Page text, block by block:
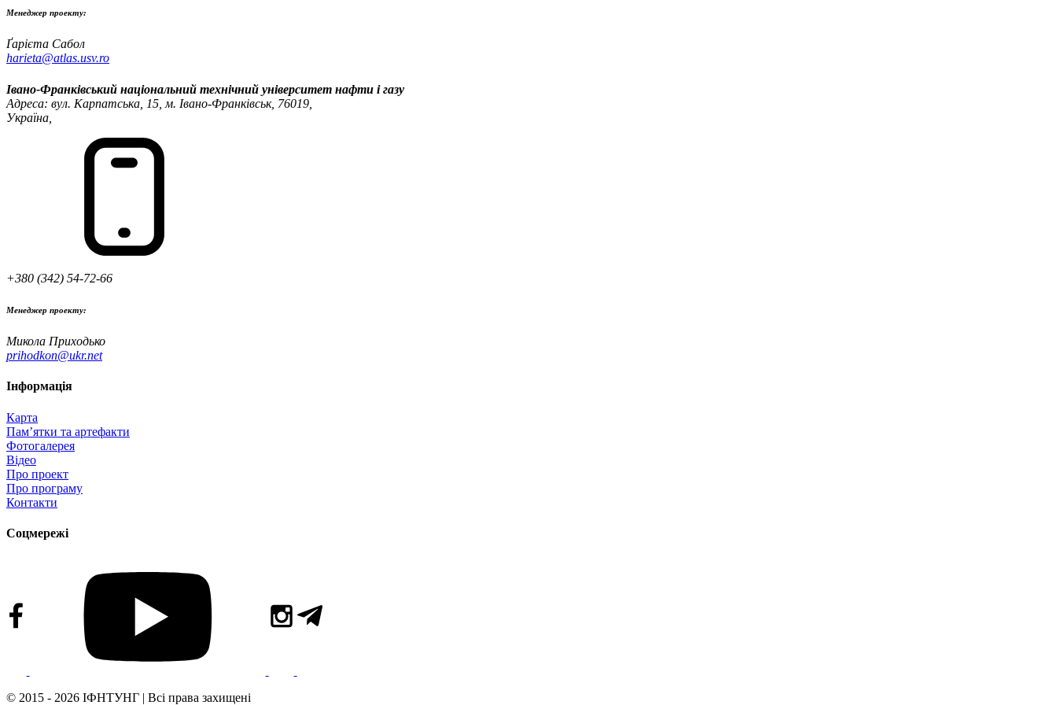
Менеджер проекту:
Ґарієта Сабол
harieta@atlas.usv.ro
Івано-Франківський національний технічний університет нафти і газу
Адреса: вул. Карпатська, 15, м. Івано-Франківськ, 76019,
Україна,
+380 (342) 54-72-66
Менеджер проекту:
Микола Приходько
prihodkon@ukr.net
Інформація
Карта
Пам’ятки та артефакти
Фотогалерея
Відео
Про проект
Про програму
Контакти
Соцмережі
© 2015 - 2026 ІФНТУНГ | Всі права захищені